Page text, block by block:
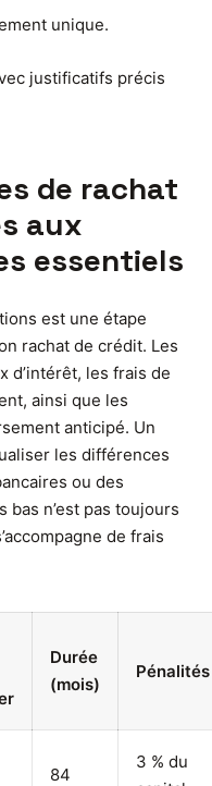
unique.
justificatifs précis
de rachat
aux
essentiels
est une étape
rachat de crédit. Les
d’intérêt, les frais de
ainsi que les
anticipé. Un
les différences
ou des
n’est pas toujours
de frais
Durée
(mois)
Pénalités
84
3 % du